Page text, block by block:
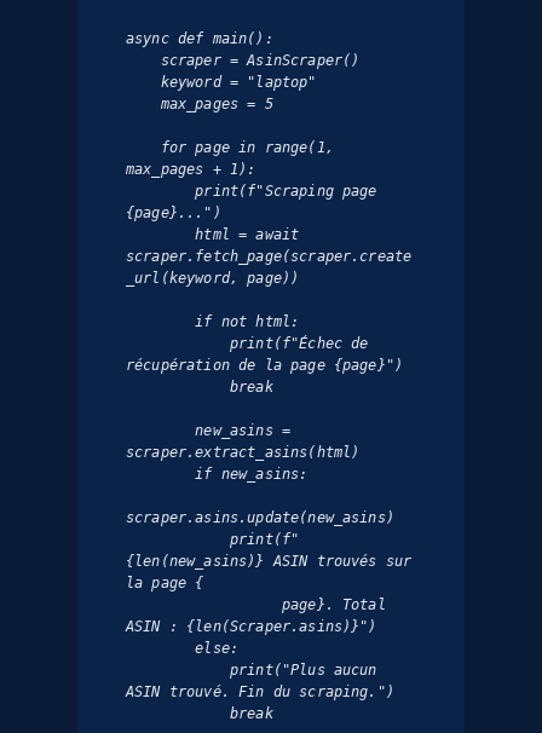
async def main():
max_pages + 1):
        print(f"Scraping page
{page}...")
        html = await
scraper.fetch_page(scraper.create
_url(keyword, page))
        if not html:
récupération de la page {page}")
        new_asins =
scraper.extract_asins(html)
        if new_asins:
scraper.asins.update(new_asins)
{len(new_asins)} ASIN trouvés sur
la page {
ASIN : {len(Scraper.asins)}")
        else:
ASIN trouvé. Fin du scraping.")